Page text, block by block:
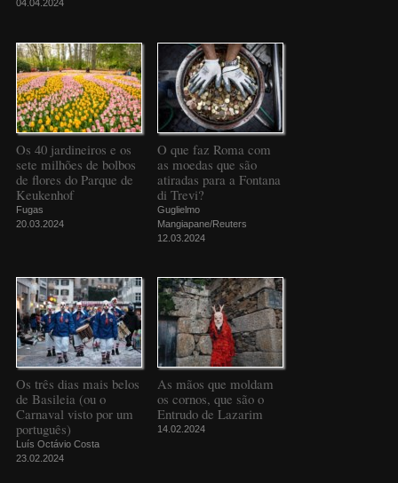
04.04.2024
Os 40 jardineiros e os
sete milhões de bolbos
de flores do Parque de
Keukenhof
Fugas
20.03.2024
O que faz Roma com
as moedas que são
atiradas para a Fontana
di Trevi?
Guglielmo
Mangiapane/Reuters
12.03.2024
Os três dias mais belos
de Basileia (ou o
Carnaval visto por um
português)
Luís Octávio Costa
23.02.2024
As mãos que moldam
os cornos, que são o
Entrudo de Lazarim
14.02.2024